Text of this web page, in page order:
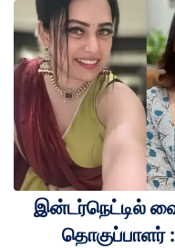
இன்டர்நெட்டில்
தொகுப்பாளர்